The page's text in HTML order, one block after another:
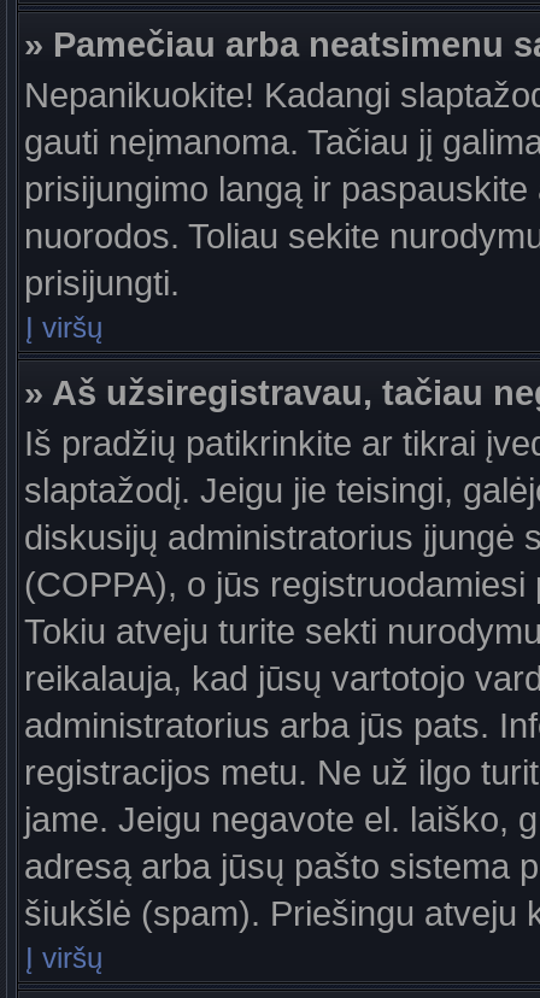
» Pamečiau arba neatsimenu
Nepanikuokite! Kadangi
gauti neįmanoma. Tačiau jį
prisijungimo langą ir
nuorodos. Toliau sekite
prisijungti.
Į viršų
» Aš užsiregistravau, tačiau
Iš pradžių patikrinkite ar tikrai
slaptažodį. Jeigu jie teisingi,
diskusijų administratorius įjungė
(COPPA), o jūs
Tokiu atveju turite sekti
reikalauja, kad jūsų vartotojo
administratorius arba jūs pats.
registracijos metu. Ne už ilgo
jame. Jeigu negavote el. laiško,
adresą arba jūsų pašto sistema
šiukšlė (spam). Priešingu atveju
Į viršų